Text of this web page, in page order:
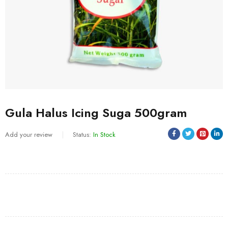
Gula Halus Icing Suga 500gram
Add your review Status: In Stock